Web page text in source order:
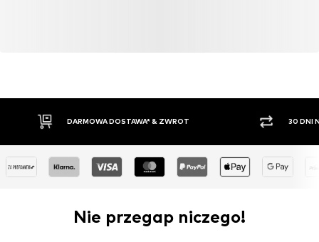
DARMOWA DOSTAWA* & ZWROT 30 DNI
Nie przegap niczego!